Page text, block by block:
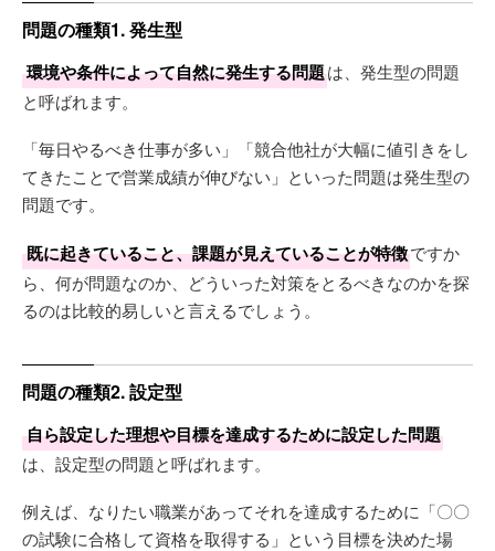
問題の種類1. 発生型
環境や条件によって自然に発生する問題は、発生型の問題
と呼ばれます。
「毎日やるべき仕事が多い」「競合他社が大幅に値引きをし
てきたことで営業成績が伸びない」といった問題は発生型の
問題です。
既に起きていること、課題が見えていることが特徴ですか
ら、何が問題なのか、どういった対策をとるべきなのかを探
るのは比較的易しいと言えるでしょう。
問題の種類2. 設定型
自ら設定した理想や目標を達成するために設定した問題
は、設定型の問題と呼ばれます。
例えば、なりたい職業があってそれを達成するために「〇〇
の試験に合格して資格を取得する」という目標を決めた場